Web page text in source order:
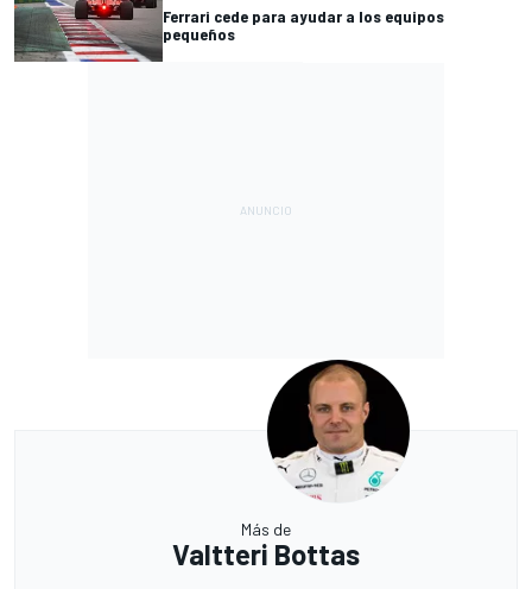
Ferrari cede para ayudar a los equipos
pequeños
Más de
Valtteri Bottas